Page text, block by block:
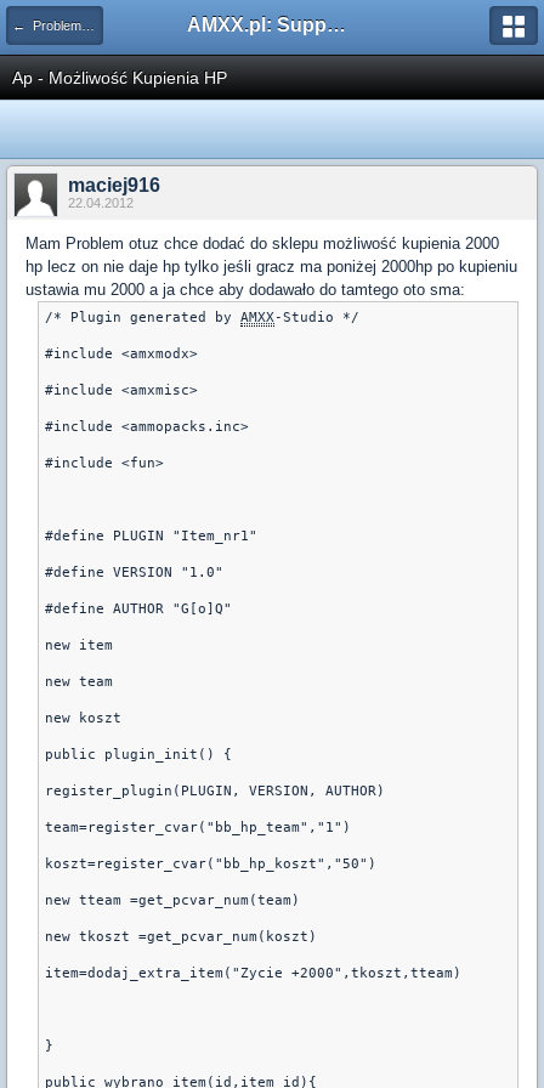
← Problemy z pluginami AMXX.pl: Support AMX Mod X i SourceMod
Ap - Możliwość Kupienia HP
maciej916
22.04.2012
Mam Problem otuz chce dodać do sklepu możliwość kupienia 2000
hp lecz on nie daje hp tylko jeśli gracz ma poniżej 2000hp po kupieniu
ustawia mu 2000 a ja chce aby dodawało do tamtego oto sma:
/* Plugin generated by AMXX-Studio */
#include <amxmodx>
#include <amxmisc>
#include <ammopacks.inc>
#include <fun>
#define PLUGIN "Item_nr1"
#define VERSION "1.0"
#define AUTHOR "G[o]Q"
new item
new team
new koszt
public plugin_init() {
register_plugin(PLUGIN, VERSION, AUTHOR)
team=register_cvar("bb_hp_team","1")
koszt=register_cvar("bb_hp_koszt","50")
new tteam =get_pcvar_num(team)
new tkoszt =get_pcvar_num(koszt)
item=dodaj_extra_item("Zycie +2000",tkoszt,tteam)
}
public wybrano_item(id,item_id){